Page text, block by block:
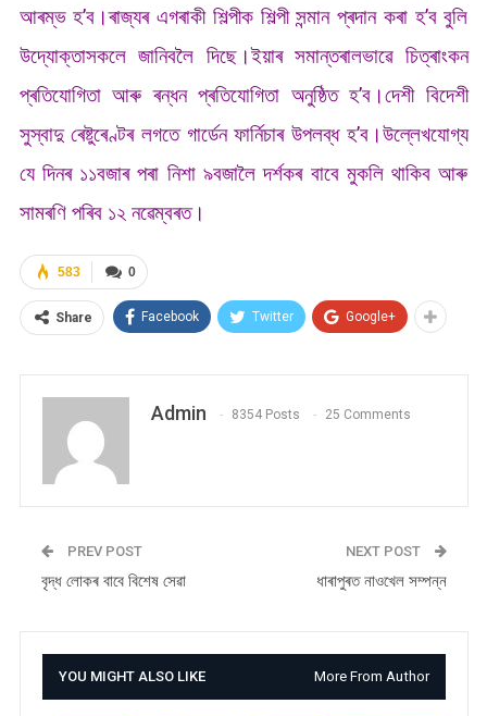
আৰম্ভ হ’ব।ৰাজ্যৰ এগৰাকী শিল্পীক শিল্পী সন্মান প্ৰদান কৰা হ’ব বুলি
উদ্যোক্তাসকলে জানিবলৈ দিছে।ইয়াৰ সমান্তৰালভাৱে চিত্ৰাংকন
প্ৰতিযোগিতা আৰু ৰন্ধন প্ৰতিযোগিতা অনুষ্ঠিত হ’ব।দেশী বিদেশী
সুস্বাদু ৰেষ্টুৰেণ্টৰ লগতে গাৰ্ডেন ফাৰ্নিচাৰ উপলব্ধ হ’ব।উল্লেখযোগ্য
যে দিনৰ ১১বজাৰ পৰা নিশা ৯বজালৈ দৰ্শকৰ বাবে মুকলি থাকিব আৰু
সামৰণি পৰিব ১২ নৱেম্বৰত।
0
583
Share Facebook Twitter Google+
Admin 8354 Posts 25 Comments
PREV POST
বৃদ্ধ লোকৰ বাবে বিশেষ সেৱা
NEXT POST
ধাৰাপুৰত নাওখেল সম্পন্ন
YOU MIGHT ALSO LIKE More From Author